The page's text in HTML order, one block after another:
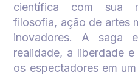
científica com sua
filosofia, ação de artes
inovadores. A saga
realidade, a liberdade
os espectadores em